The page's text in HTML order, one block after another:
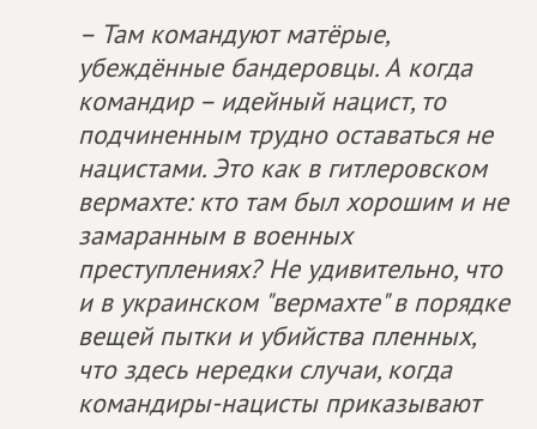
– Там командуют матёрые,
убеждённые бандеровцы. А когда
командир – идейный нацист, то
подчиненным трудно оставаться не
нацистами. Это как в гитлеровском
вермахте: кто там был хорошим и не
замаранным в военных
преступлениях? Не удивительно, что
и в украинском "вермахте" в порядке
вещей пытки и убийства пленных,
что здесь нередки случаи, когда
командиры-нацисты приказывают